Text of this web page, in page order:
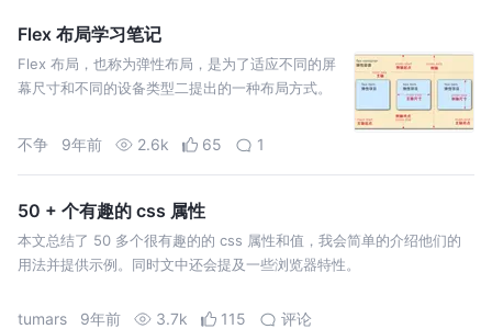
Flex 布局学习笔记
Flex 布局，也称为弹性布局，是为了适应不同的屏
幕尺寸和不同的设备类型二提出的一种布局方式。
不争 9年前 2.6k 65 1
50 + 个有趣的 css 属性
本文总结了 50 多个很有趣的的 css 属性和值，我会简单的介绍他们的
用法并提供示例。同时文中还会提及一些浏览器特性。
tumars 9年前 3.7k 115 评论